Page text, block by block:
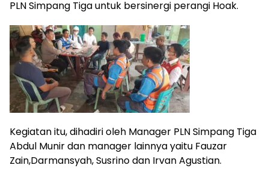
PLN Simpang Tiga untuk bersinergi perangi Hoak.
Kegiatan itu, dihadiri oleh Manager PLN Simpang Tiga
Abdul Munir dan manager lainnya yaitu Fauzar
Zain,Darmansyah, Susrino dan Irvan Agustian.